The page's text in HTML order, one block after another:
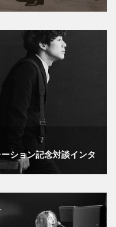
ション記念対談インタ